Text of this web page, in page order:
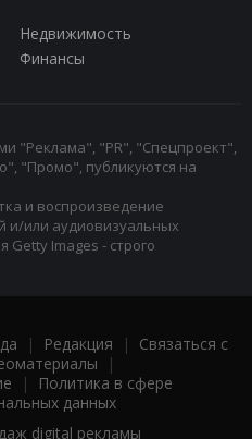
Недвижимость
Финансы
"Реклама", "PR", "Спецпроект",
"Промо", публикуются на
и воспроизведение
и/или аудиовизуальных
Images - строго
| Редакция | Связаться с
|
|
Политика в сфере
данных
digital рекламы